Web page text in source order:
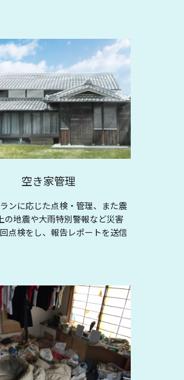
空き家管理
ンに応じた点検・管理、また震
の地震や大雨特別警報など災害
点検をし、報告レポートを送信